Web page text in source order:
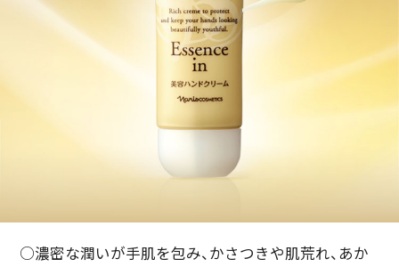
○濃密な潤いが手肌を包み、かさつきや肌荒れ、あか